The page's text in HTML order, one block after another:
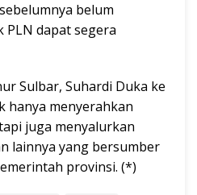
belum
dapat segera
Sulbar, Suhardi Duka ke
hanya menyerahkan
juga menyalurkan
lainnya yang bersumber
provinsi. (*)